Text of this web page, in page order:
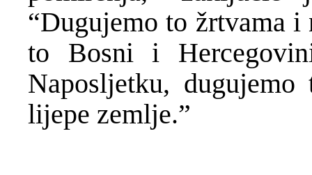
“Dugujemo to žrtvama
to Bosni i
Naposljetku,
lijepe zemlje.”